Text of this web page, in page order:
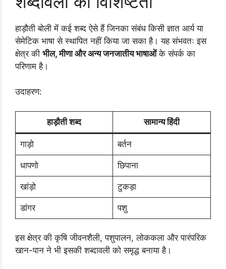
हाड़ौती बोली में कई शब्द ऐसे हैं जिनका संबंध किसी ज्ञात आर्य या
सेमेटिक भाषा से स्थापित नहीं किया जा सका है। यह संभवतः इस
क्षेत्र की भील, मीणा और अन्य जनजातीय भाषाओंके संपर्क का
परिणाम है।
उदाहरण:
हाड़ौती शब्द सामान्य हिंदी
गाड़ो बर्तन
धापणो छिपाना
खांड़ो टुकड़ा
डांगर पशु
इस क्षेत्र की कृषि जीवनशैली, पशुपालन, लोककला और पारंपरिक
खान-पान ने भी इसकी शब्दावली को समृद्ध बनाया है।